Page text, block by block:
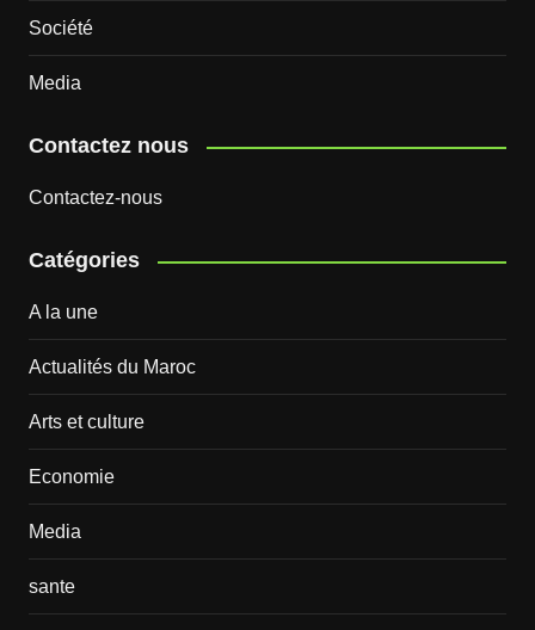
Société
Media
Contactez nous
Contactez-nous
Catégories
A la une
Actualités du Maroc
Arts et culture
Economie
Media
sante